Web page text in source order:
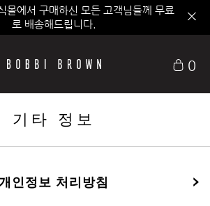
몰에서 구매하신 모든 고객님들께 무료
로 배송해드립니다.
0
기타 정보
인정보 처리방침